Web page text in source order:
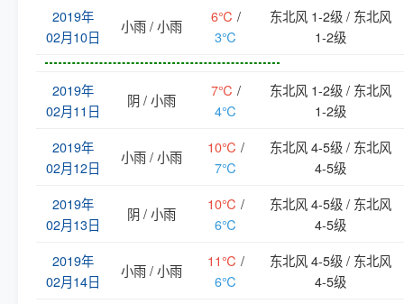
2019年
02月10日
小雨 / 小雨
6℃ /
3℃
东北风 1-2级 / 东北风
1-2级
2019年
02月11日
阴 / 小雨
7℃ /
4℃
东北风 1-2级 / 东北风
1-2级
2019年
02月12日
小雨 / 小雨
10℃ /
7℃
东北风 4-5级 / 东北风
4-5级
2019年
02月13日
阴 / 小雨
10℃ /
6℃
东北风 4-5级 / 东北风
4-5级
2019年
02月14日
小雨 / 小雨
11℃ /
6℃
东北风 4-5级 / 东北风
4-5级